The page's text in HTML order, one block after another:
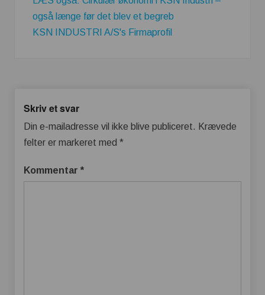
også længe før det blev et begreb
KSN INDUSTRI A/S's Firmaprofil
Skriv et svar
Din e-mailadresse vil ikke blive publiceret. Krævede
felter er markeret med *
Kommentar *